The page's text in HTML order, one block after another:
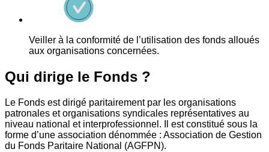
Veiller à la conformité de l’utilisation des fonds alloués
aux organisations concernées.
Qui dirige le Fonds ?
Le Fonds est dirigé paritairement par les organisations
patronales et organisations syndicales représentatives au
niveau national et interprofessionnel. Il est constitué sous la
forme d’une association dénommée : Association de Gestion
du Fonds Paritaire National (AGFPN).